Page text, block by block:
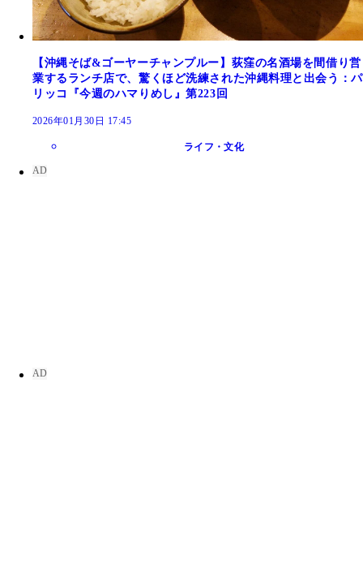
【沖縄そば&ゴーヤーチャンプルー】荻窪の名酒場を間借り営
業するランチ店で、驚くほど洗練された沖縄料理と出会う：パ
リッコ『今週のハマりめし』第223回
2026年01月30日 17:45
ライフ・文化